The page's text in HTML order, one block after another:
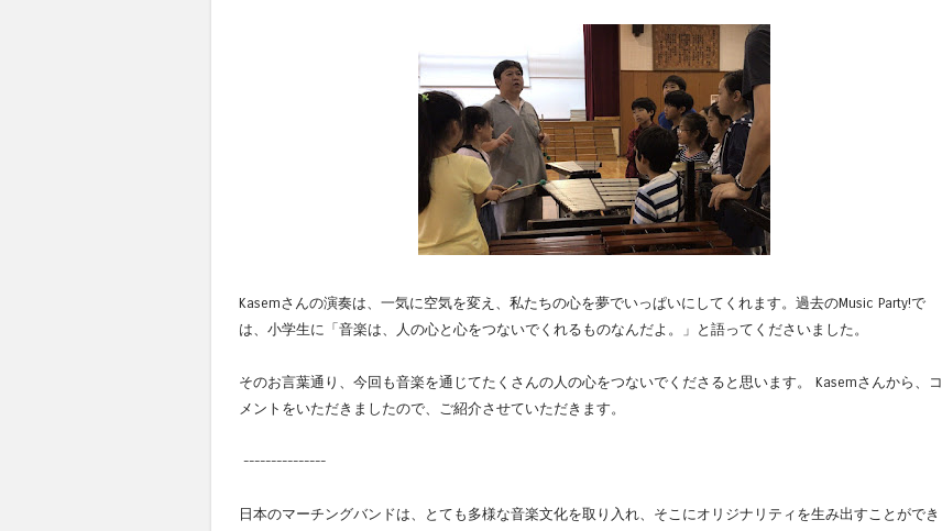
Kasemさんの演奏は、一気に空気を変え、私たちの心を夢でいっぱいにしてくれます。過去のMusic Party!で
は、小学生に「音楽は、人の心と心をつないでくれるものなんだよ。」と語ってくださいました。
そのお言葉通り、今回も音楽を通じてたくさんの人の心をつないでくださると思います。 Kasemさんから、コ
メントをいただきましたので、ご紹介させていただきます。
---------------
日本のマーチングバンドは、とても多様な音楽文化を取り入れ、そこにオリジナリティを生み出すことができ